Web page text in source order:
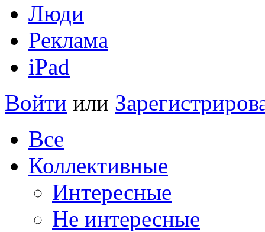
Люди
Реклама
iPad
Войти или
Все
Коллективные
Интересные
Не интересные